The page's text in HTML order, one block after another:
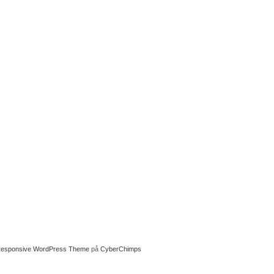
WordPress Themepå CyberChimps